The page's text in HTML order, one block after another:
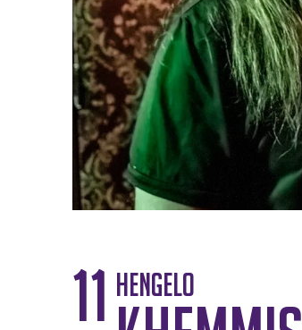
11 Hengelo